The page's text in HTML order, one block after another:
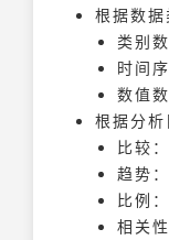
根据数据
类别
时间
数值
根据分析
比较
趋势
比例
相关